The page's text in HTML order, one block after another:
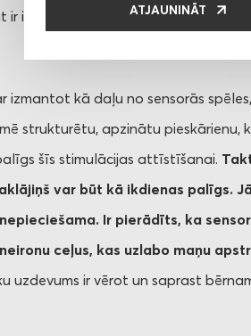
ATJAUNINĀT
ir izvairīgs un noraidošs? Tas viss
izmantot kā daļu no sensorās
strukturētu, apzinātu pieskārienu,
šīs stimulācijas attīstīšanai.
var būt kā ikdienas palīgs.
Ir pierādīts, ka
ceļus, kas uzlabo maņu
uzdevums ir vērot un saprast